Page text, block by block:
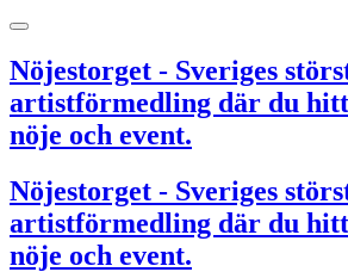
Nöjestorget - Sveriges
artistförmedling där du
nöje och event.
Nöjestorget - Sveriges
artistförmedling där du
nöje och event.